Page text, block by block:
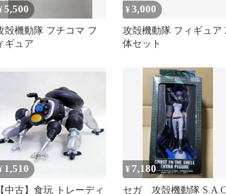
5,500
殻機動隊 フチコマ フ
ギュア
¥3,000
攻殻機動隊 フィギュア
体セット
1,510
【中古】食玩 トレーディ
¥ 7,180
セガ 攻殻機動隊